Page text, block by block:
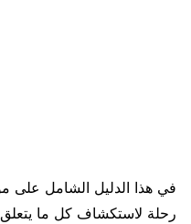
في هذا الدليل الشامل على
رحلة لاستكشاف كل ما يتعلق